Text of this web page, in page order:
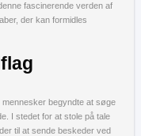
fascinerende verden af
der kan formidles
mennesker begyndte at søge
I stedet for at stole på tale
til at sende beskeder ved